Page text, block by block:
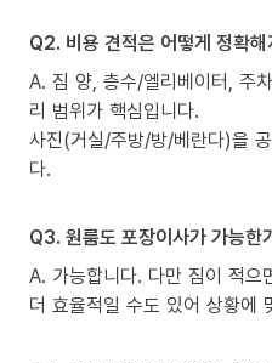
Q2. 비용 견적은 어떻게 정확
A. 짐 양, 층수/엘리베이터, 주
리 범위가 핵심입니다.
사진(거실/주방/방/베란다)을
다.
Q3. 원룸도 포장이사가 가능한
A. 가능합니다. 다만 짐이 적으
더 효율적일 수도 있어 상황에